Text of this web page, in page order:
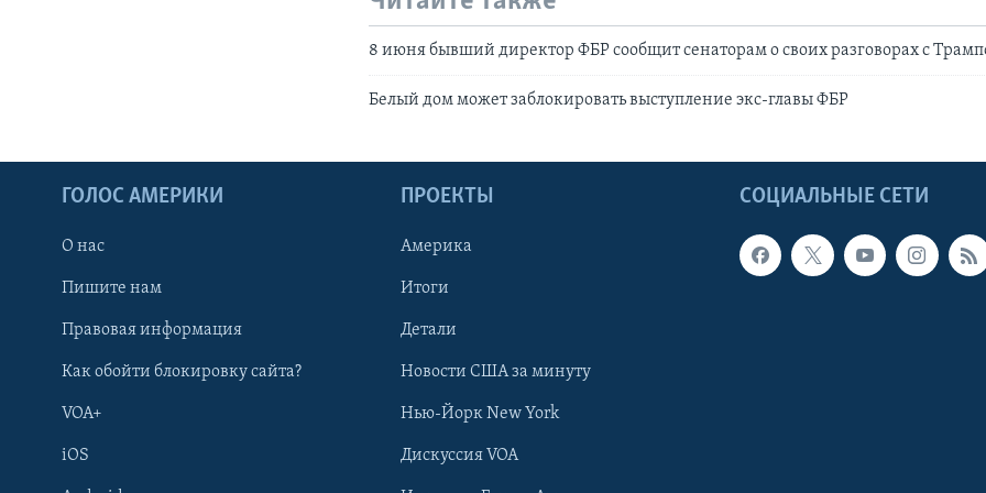
8 июня бывший директор ФБР сообщит сенаторам о своих разговорах с
Белый дом может заблокировать выступление экс-главы ФБР
СОЦИАЛЬНЫЕ СЕТИ
ГОЛОС АМЕРИКИ
О нас
Пишите нам
Правовая информация
Как обойти блокировку сайта?
VOA+
iOS
ПРОЕКТЫ
Америка
Итоги
Детали
Новости США за минуту
Нью-Йорк New York
Дискуссия VOA